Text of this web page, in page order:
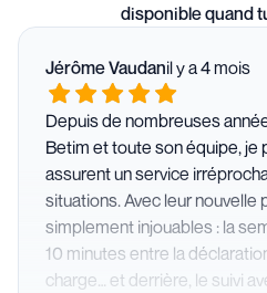
disponible quand
Jérôme Vaudanil y a 4 mois
Depuis de nombreuses
Betim et toute son équipe, je
assurent un service
situations. Avec leur
simplement injouables : la
10 minutes entre la
charge… et derrière, le suivi